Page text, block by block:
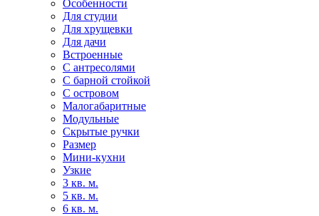
Особенности
Для студии
Для хрущевки
Для дачи
Встроенные
С антресолями
С барной стойкой
С островом
Малогабаритные
Модульные
Скрытые ручки
Размер
Мини-кухни
Узкие
3 кв. м.
5 кв. м.
6 кв. м.